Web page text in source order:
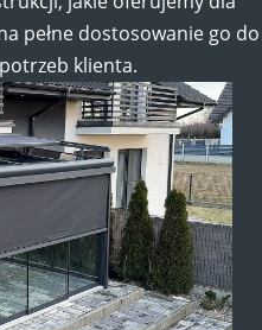
pełne dostosowanie go do
klienta.